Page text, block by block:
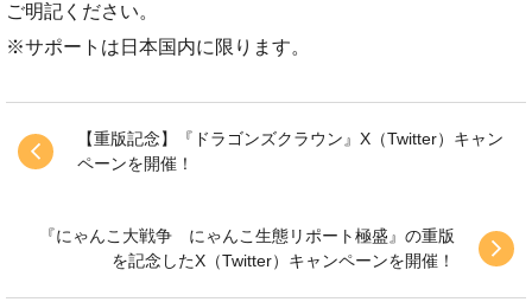
ご明記ください。
※サポートは日本国内に限ります。
【重版記念】『ドラゴンズクラウン』X（Twitter）キャン
ペーンを開催！
『にゃんこ大戦争 にゃんこ生態リポート極盛』の重版
を記念したX（Twitter）キャンペーンを開催！